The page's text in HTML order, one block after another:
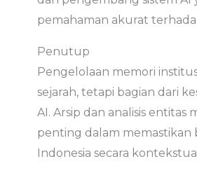
pemahaman akurat
Penutup
Pengelolaan memori
sejarah, tetapi bagian dari
AI. Arsip dan analisis
penting dalam memastikan
Indonesia secara